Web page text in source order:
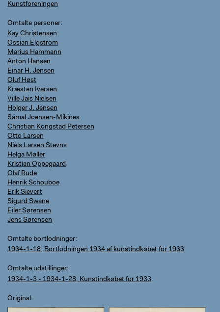
Kunstforeningen
Omtalte personer
Kay Christensen
Ossian Elgström
Marius Hammann
Anton Hansen
Einar H. Jensen
Oluf Høst
Kræsten Iversen
Ville Jais Nielsen
Holger J. Jensen
Sámal Joensen-Mikines
Christian Kongstad Petersen
Otto Larsen
Niels Larsen Stevns
Helga Møller
Kristian Oppegaard
Olaf Rude
Henrik Schouboe
Erik Sievert
Sigurd Swane
Eiler Sørensen
Jens Sørensen
Omtalte bortlodninger
1934-1-18, Bortlodningen 1934 af kunstindkøbet for 1933
Omtalte udstillinger
1934-1-3 - 1934-1-28, Kunstindkøbet for 1933
Original